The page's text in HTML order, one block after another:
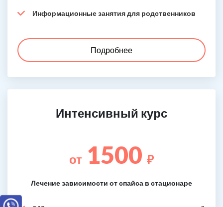
Информационные занятия для родственников
Подробнее
Интенсивный курс
от 1500 ₽
Лечение зависимости от спайса в стационаре